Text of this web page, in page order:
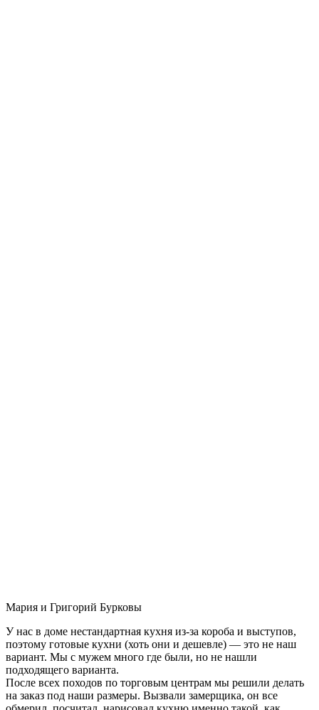
Мария и Григорий Бурковы
У нас в доме нестандартная кухня из-за короба и выступов,
поэтому готовые кухни (хоть они и дешевле) — это не наш
вариант. Мы с мужем много где были, но не нашли
подходящего варианта.
После всех походов по торговым центрам мы решили делать
на заказ под наши размеры. Вызвали замерщика, он все